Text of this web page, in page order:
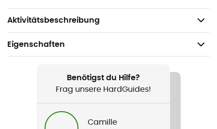
Aktivitätsbeschreibung
Geschützt durch die lebenslange Garantie von
NEMO.
Eigenschaften
Camping / Biwak
Herren / Damen
Benötigst du Hilfe?
Frag unsere HardGuides!
Camille